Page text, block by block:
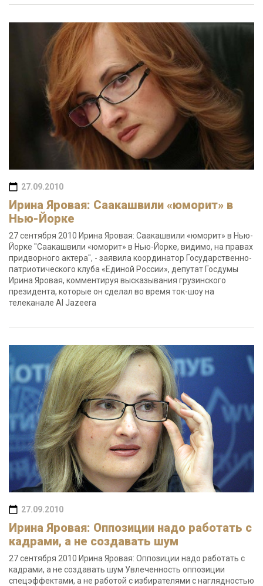
27.09.2010
Ирина Яровая: Саакашвили «юморит» в
Нью-Йорке
27 сентября 2010 Ирина Яровая: Саакашвили «юморит» в Нью-
Йорке "Саакашвили «юморит» в Нью-Йорке, видимо, на правах
придворного актера", - заявила координатор Государственно-
патриотического клуба «Единой России», депутат Госдумы
Ирина Яровая, комментируя высказывания грузинского
президента, которые он сделал во время ток-шоу на
телеканале Al Jazeera
27.09.2010
Ирина Яровая: Оппозиции надо работать с
кадрами, а не создавать шум
27 сентября 2010 Ирина Яровая: Оппозиции надо работать с
кадрами, а не создавать шум Увлеченность оппозиции
спецэффектами, а не работой с избирателями с наглядностью